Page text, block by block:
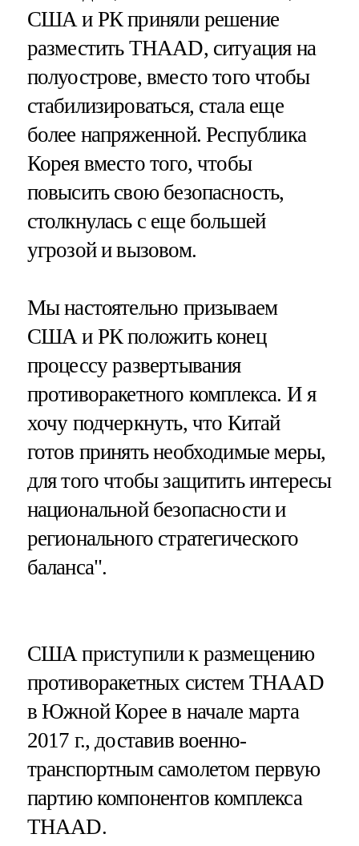
США и РК приняли решение
разместить THAAD, ситуация на
полуострове, вместо того чтобы
стабилизироваться, стала еще
более напряженной. Республика
Корея вместо того, чтобы
повысить свою безопасность,
столкнулась с еще большей
угрозой и вызовом.
Мы настоятельно призываем
США и РК положить конец
процессу развертывания
противоракетного комплекса. И я
хочу подчеркнуть, что Китай
готов принять необходимые меры,
для того чтобы защитить интересы
национальной безопасности и
регионального стратегического
баланса".
США приступили к размещению
противоракетных систем THAAD
в Южной Корее в начале марта
2017 г., доставив военно-
транспортным самолетом первую
партию компонентов комплекса
THAAD.